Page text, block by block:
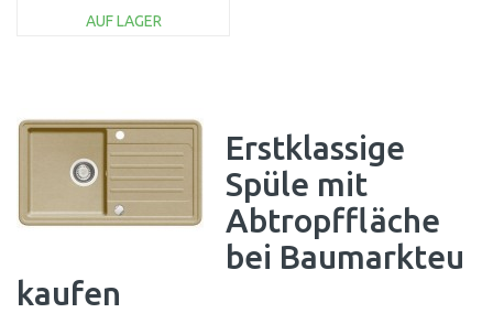
AUF LAGER
Erstklassige
Spüle mit
Abtropffläche
bei Baumarkteu
kaufen